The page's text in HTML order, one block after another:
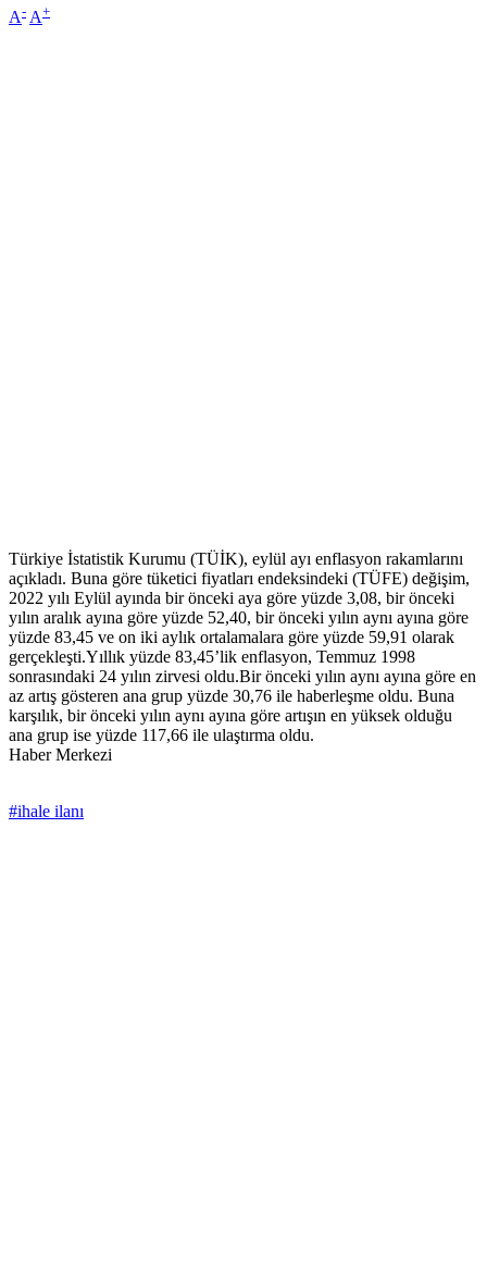
A- A+
Türkiye İstatistik Kurumu (TÜİK), eylül ayı enflasyon rakamlarını
açıkladı. Buna göre tüketici fiyatları endeksindeki (TÜFE) değişim,
2022 yılı Eylül ayında bir önceki aya göre yüzde 3,08, bir önceki
yılın aralık ayına göre yüzde 52,40, bir önceki yılın aynı ayına göre
yüzde 83,45 ve on iki aylık ortalamalara göre yüzde 59,91 olarak
gerçekleşti.Yıllık yüzde 83,45’lik enflasyon, Temmuz 1998
sonrasındaki 24 yılın zirvesi oldu.Bir önceki yılın aynı ayına göre en
az artış gösteren ana grup yüzde 30,76 ile haberleşme oldu. Buna
karşılık, bir önceki yılın aynı ayına göre artışın en yüksek olduğu
ana grup ise yüzde 117,66 ile ulaştırma oldu.
Haber Merkezi
#ihale ilanı